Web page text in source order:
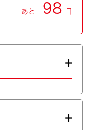
あと 98 日